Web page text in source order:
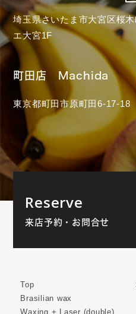
埼玉県さいたま市大宮区桜
エ大宮1F
町田店 Machida
東京都町田市原町田6-17-
Reserve
来店予約・お問合せ
Top
Brasilian wax
Waxing + Laser (double)